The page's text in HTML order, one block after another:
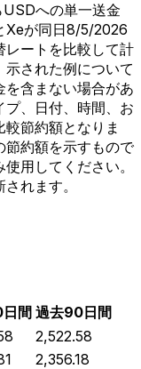
への単一送金
Xeが同日8/5/2026
レートを比較して計
された例について
含まない場合があ
プ、日付、時間、お
節約額となりま
節約額を示すもので
用してください。
れます。
間 過去90日間
2,522.58
2,356.18